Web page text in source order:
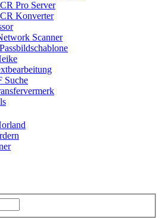
Pro Server
Konverter
Scanner
Suche